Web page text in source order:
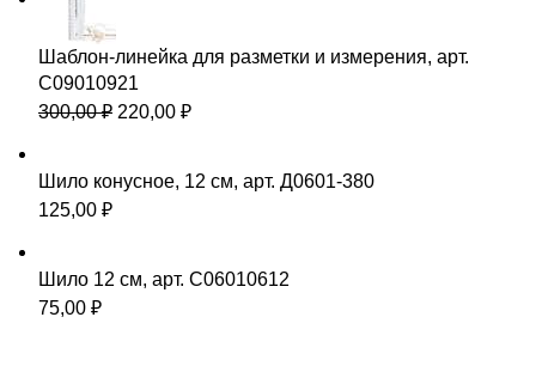
Шаблон-линейка для разметки и измерения, арт.
С09010921
300,00₽ 220,00 ₽
Шило конусное, 12 см, арт. Д0601-380
125,00 ₽
Шило 12 см, арт. С06010612
75,00 ₽